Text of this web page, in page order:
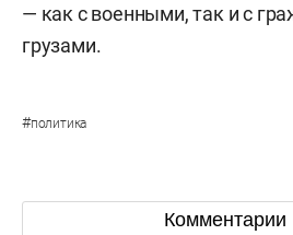
— как с военными, так и с
грузами.
#политика
Комментарии